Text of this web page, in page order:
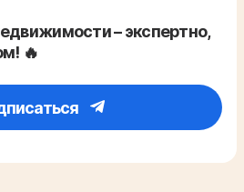
– экспертно,
🔥